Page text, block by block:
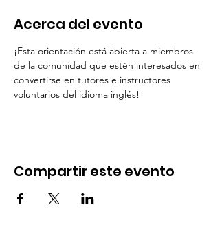
Acerca del evento
¡Esta orientación está abierta a miembros
de la comunidad que estén interesados en
convertirse en tutores e instructores
voluntarios del idioma inglés!
Compartir este evento